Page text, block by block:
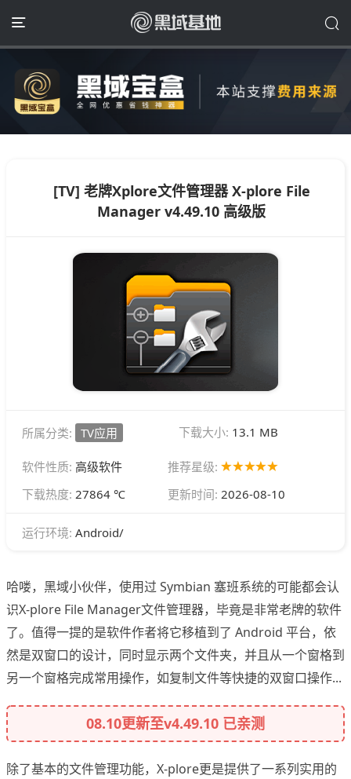
[TV] 老牌Xplore文件管理器 X-plore File
Manager v4.49.10 高级版
所属分类: TV应用 下载大小: 13.1 MB
软件性质: 高级软件
推荐星级:
下载热度: 27864 ℃ 更新时间: 2026-08-10
运行环境: Android/
哈喽，黑域小伙伴，使用过 Symbian 塞班系统的可能都会认
识X-plore File Manager文件管理器，毕竟是非常老牌的软件
了。值得一提的是软件作者将它移植到了 Android 平台，依
然是双窗口的设计，同时显示两个文件夹，并且从一个窗格到
另一个窗格完成常用操作，如复制文件等快捷的双窗口操作...
08.10更新至v4.49.10 已亲测
除了基本的文件管理功能，X-plore更是提供了一系列实用的